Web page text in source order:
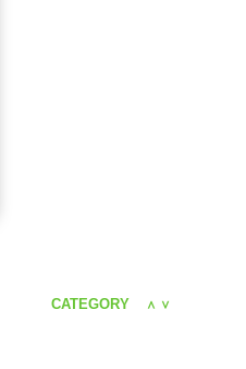
CATEGORY ＜ ＞